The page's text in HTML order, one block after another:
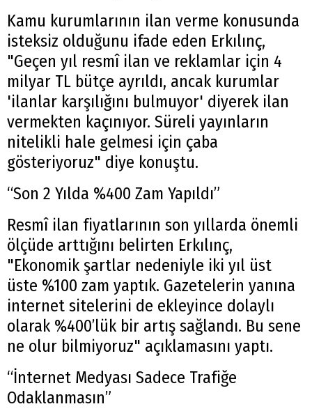
Kamu kurumlarının ilan verme konusunda
isteksiz olduğunu ifade eden Erkılınç,
"Geçen yıl resmî ilan ve reklamlar için 4
milyar TL bütçe ayrıldı, ancak kurumlar
'ilanlar karşılığını bulmuyor' diyerek ilan
vermekten kaçınıyor. Süreli yayınların
nitelikli hale gelmesi için çaba
gösteriyoruz" diye konuştu.
“Son 2 Yılda %400 Zam Yapıldı”
Resmî ilan fiyatlarının son yıllarda önemli
ölçüde arttığını belirten Erkılınç,
"Ekonomik şartlar nedeniyle iki yıl üst
üste %100 zam yaptık. Gazetelerin yanına
internet sitelerini de ekleyince dolaylı
olarak %400’lük bir artış sağlandı. Bu sene
ne olur bilmiyoruz" açıklamasını yaptı.
“İnternet Medyası Sadece Trafiğe
Odaklanmasın”